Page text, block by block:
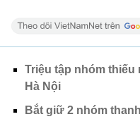
Triệu tập nhóm
Hà Nội
Bắt giữ 2 nhóm